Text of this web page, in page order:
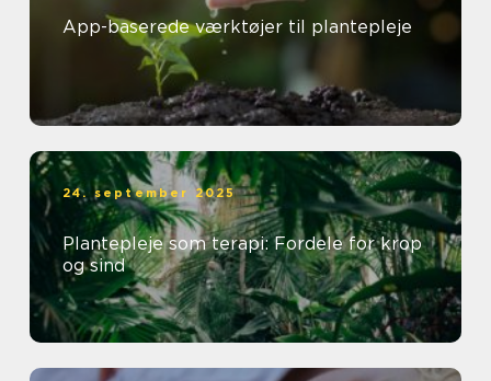
App-baserede værktøjer til plantepleje
24. september 2025
Plantepleje som terapi: Fordele for krop
og sind